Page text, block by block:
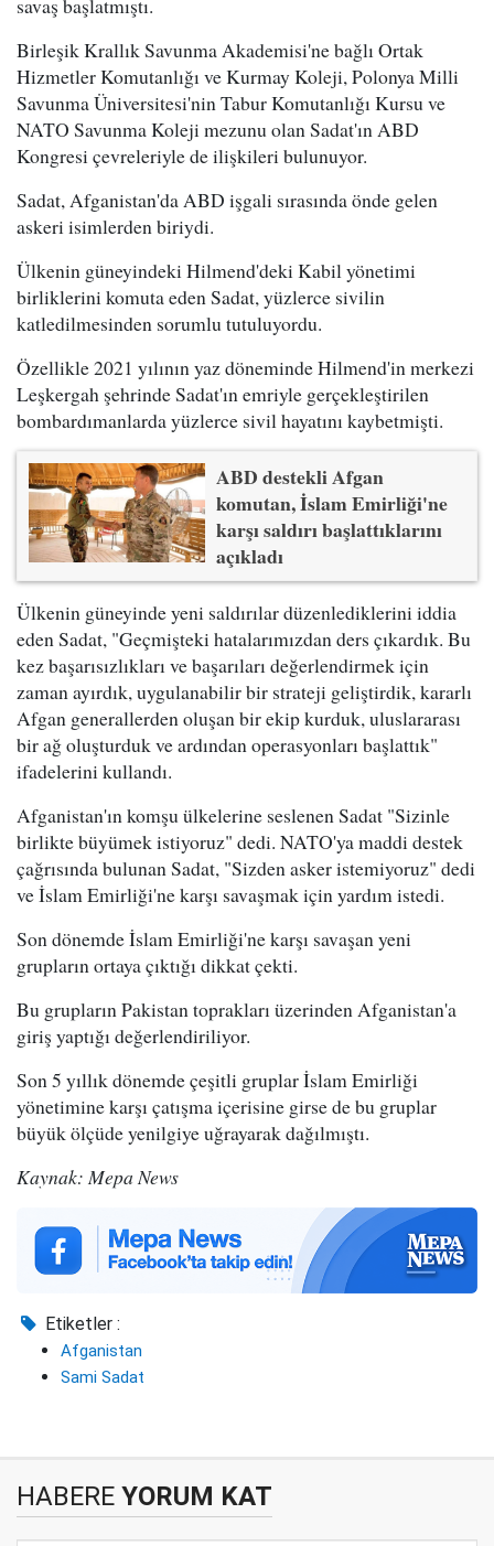
savaş başlatmıştı.
Birleşik Krallık Savunma Akademisi'ne bağlı Ortak
Hizmetler Komutanlığı ve Kurmay Koleji, Polonya Milli
Savunma Üniversitesi'nin Tabur Komutanlığı Kursu ve
NATO Savunma Koleji mezunu olan Sadat'ın ABD
Kongresi çevreleriyle de ilişkileri bulunuyor.
Sadat, Afganistan'da ABD işgali sırasında önde gelen
askeri isimlerden biriydi.
Ülkenin güneyindeki Hilmend'deki Kabil yönetimi
birliklerini komuta eden Sadat, yüzlerce sivilin
katledilmesinden sorumlu tutuluyordu.
Özellikle 2021 yılının yaz döneminde Hilmend'in merkezi
Leşkergah şehrinde Sadat'ın emriyle gerçekleştirilen
bombardımanlarda yüzlerce sivil hayatını kaybetmişti.
ABD destekli Afgan
komutan, İslam Emirliği'ne
karşı saldırı başlattıklarını
açıkladı
Ülkenin güneyinde yeni saldırılar düzenlediklerini iddia
eden Sadat, "Geçmişteki hatalarımızdan ders çıkardık. Bu
kez başarısızlıkları ve başarıları değerlendirmek için
zaman ayırdık, uygulanabilir bir strateji geliştirdik, kararlı
Afgan generallerden oluşan bir ekip kurduk, uluslararası
bir ağ oluşturduk ve ardından operasyonları başlattık"
ifadelerini kullandı.
Afganistan'ın komşu ülkelerine seslenen Sadat "Sizinle
birlikte büyümek istiyoruz" dedi. NATO'ya maddi destek
çağrısında bulunan Sadat, "Sizden asker istemiyoruz" dedi
ve İslam Emirliği'ne karşı savaşmak için yardım istedi.
Son dönemde İslam Emirliği'ne karşı savaşan yeni
grupların ortaya çıktığı dikkat çekti.
Bu grupların Pakistan toprakları üzerinden Afganistan'a
giriş yaptığı değerlendiriliyor.
Son 5 yıllık dönemde çeşitli gruplar İslam Emirliği
yönetimine karşı çatışma içerisine girse de bu gruplar
büyük ölçüde yenilgiye uğrayarak dağılmıştı.
Kaynak: Mepa News
Etiketler :
Afganistan
Sami Sadat
HABERE YORUM KAT